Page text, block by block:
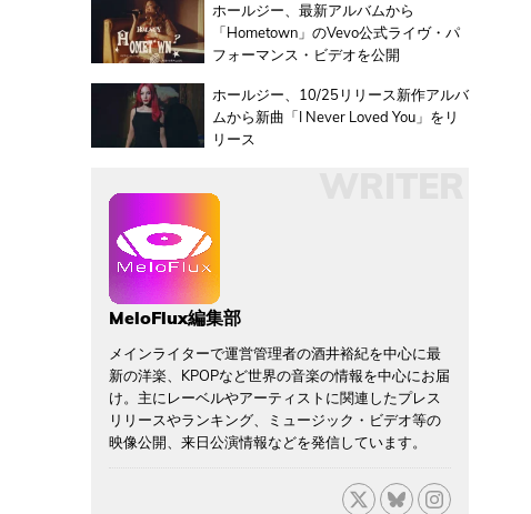
ホールジー、最新アルバムから
「Hometown」のVevo公式ライヴ・パ
フォーマンス・ビデオを公開
ホールジー、10/25リリース新作アルバ
ムから新曲「I Never Loved You」をリ
リース
MeloFlux編集部
メインライターで運営管理者の酒井裕紀を中心に最
新の洋楽、KPOPなど世界の音楽の情報を中心にお届
け。主にレーベルやアーティストに関連したプレス
リリースやランキング、ミュージック・ビデオ等の
映像公開、来日公演情報などを発信しています。